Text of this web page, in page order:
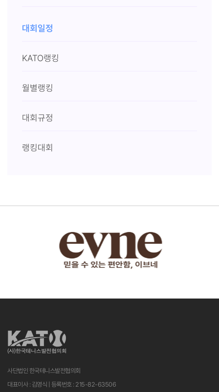
대회일정
KATO랭킹
월별랭킹
대회규정
랭킹대회
사단법인 한국테니스발전협의회
대표이사 : 김영식 | 등록번호 : 215-82-63506